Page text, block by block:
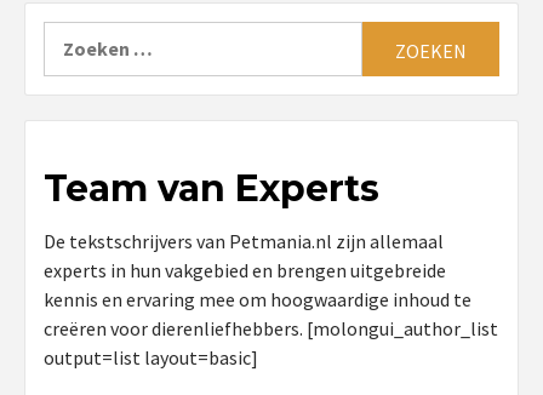
Team van Experts
De tekstschrijvers van Petmania.nl zijn allemaal
experts in hun vakgebied en brengen uitgebreide
kennis en ervaring mee om hoogwaardige inhoud te
creëren voor dierenliefhebbers. [molongui_author_list
output=list layout=basic]